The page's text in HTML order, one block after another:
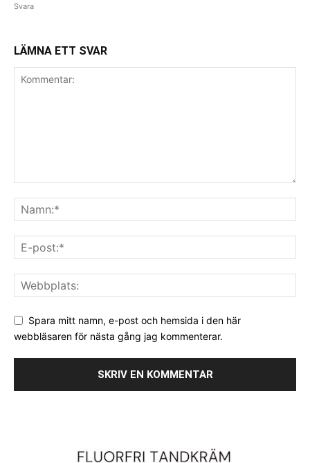
Svara
LÄMNA ETT SVAR
Spara mitt namn, e-post och hemsida i den här
webbläsaren för nästa gång jag kommenterar.